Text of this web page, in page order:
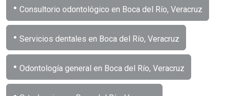
• Consultorio odontológico en Boca del Río, Veracruz
• Servicios dentales en Boca del Río, Veracruz
• Odontología general en Boca del Río, Veracruz